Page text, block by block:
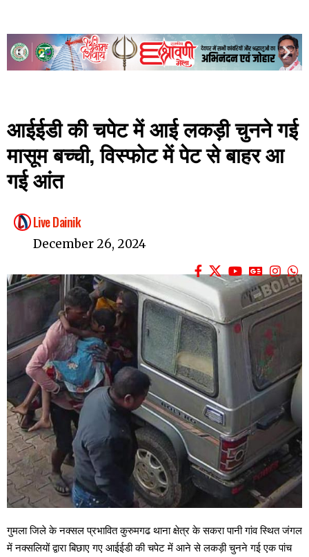
आईईडी की चपेट में आई लकड़ी चुनने गई
मासूम बच्ची, विस्फोट में पेट से बाहर आ
गई आंत
Live Dainik
December 26, 2024
गुमला जिले के नक्सल प्रभावित कुरुमगढ थाना क्षेत्र के सकरा पानी गांव स्थित जंगल
में नक्सलियों द्वारा बिछाए गए आईईडी की चपेट में आने से लकड़ी चुनने गई एक पांच